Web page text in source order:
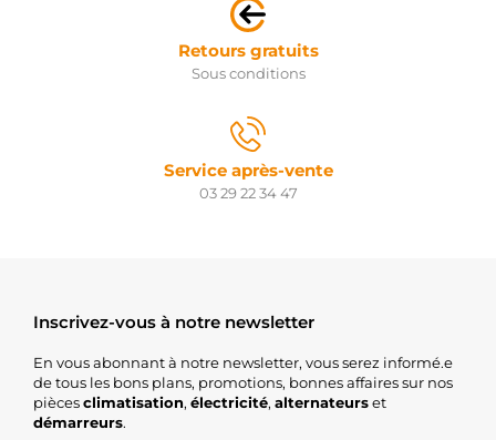
Retours gratuits
Sous conditions
Service après-vente
03 29 22 34 47
Inscrivez-vous à notre newsletter
En vous abonnant à notre newsletter, vous serez informé.e
de tous les bons plans, promotions, bonnes affaires sur nos
piècesclimatisation, électricité, alternateurset
démarreurs.